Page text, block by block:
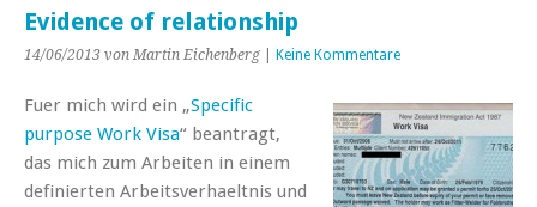
Evidence of relationship
14/06/2013 von Martin Eichenberg Keine Kommentare
Fuer mich wird ein „Specific
purpose Work Visa“ beantragt,
das mich zum Arbeiten in einem
definierten Arbeitsverhaeltnis und